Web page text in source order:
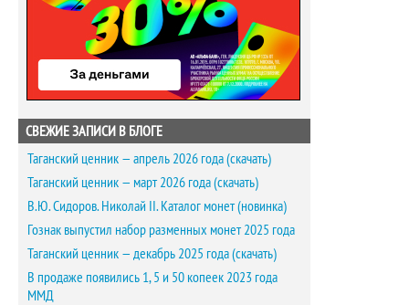
СВЕЖИЕ ЗАПИСИ В БЛОГЕ
Таганский ценник — апрель 2026 года (скачать)
Таганский ценник — март 2026 года (скачать)
В.Ю. Сидоров. Николай II. Каталог монет (новинка)
Гознак выпустил набор разменных монет 2025 года
Таганский ценник — декабрь 2025 года (скачать)
В продаже появились 1, 5 и 50 копеек 2023 года
ММД